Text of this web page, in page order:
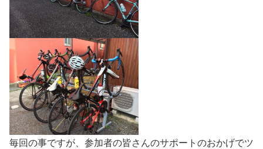
毎回の事ですが、参加者の皆さんのサポートのおかげでツ